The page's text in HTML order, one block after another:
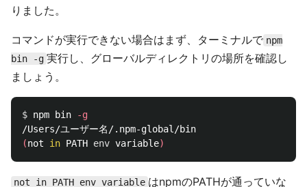
りました。
コマンドが実行できない場合はまず、ターミナルで npm
bin -g 実行し、グローバルディレクトリの場所を確認し
ましょう。
$ npm bin
-g
(not in PATH env variable)
not in PATH env variable はnpmのPATHが通っていな